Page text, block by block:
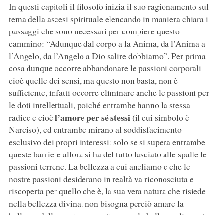
In questi capitoli il filosofo inizia il suo ragionamento sul
tema della ascesi spirituale elencando in maniera chiara i
passaggi che sono necessari per compiere questo
cammino: “Adunque dal corpo a la Anima, da l’Anima a
l’Angelo, da l’Angelo a Dio salire dobbiamo”. Per prima
cosa dunque occorre abbandonare le passioni corporali
cioè quelle dei sensi, ma questo non basta, non è
sufficiente, infatti occorre eliminare anche le passioni per
le doti intellettuali, poiché entrambe hanno la stessa
radice e cioèl’amore per sé stessi(il cui simbolo è
Narciso), ed entrambe mirano al soddisfacimento
esclusivo dei propri interessi: solo se si supera entrambe
queste barriere allora si ha del tutto lasciato alle spalle le
passioni terrene. La bellezza a cui aneliamo e che le
nostre passioni desiderano in realtà va riconosciuta e
riscoperta per quello che è, la sua vera natura che risiede
nella bellezza divina, non bisogna perciò amare la